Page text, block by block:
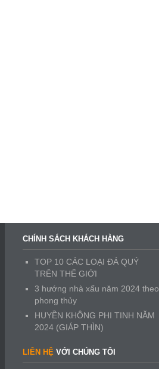
CHÍNH SÁCH KHÁCH HÀNG
TOP 10 CÁC LOẠI ĐÁ QUÝ
TRÊN THẾ GIỚI
3 hướng nhà xấu năm 2024 theo
phong thủy
HUYỀN KHÔNG PHI TINH NĂM
2024 (GIÁP THÌN)
LIÊN HỆ VỚI CHÚNG TÔI